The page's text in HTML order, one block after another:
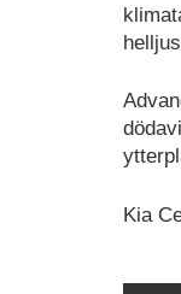
Kia